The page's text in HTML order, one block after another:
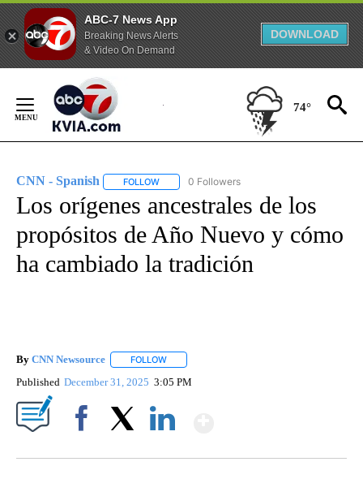
ABC-7 News App
Breaking News Alerts
& Video On Demand
DOWNLOAD
Content
74°
CNN - Spanish FOLLOW FOLLOW "CNN - SPANISH" TO RECEIVE
0 Followers
Los orígenes ancestrales de los
propósitos de Año Nuevo y cómo
ha cambiado la tradición
By CNN Newsource FOLLOW
Published December 31, 2025 3:05 PM